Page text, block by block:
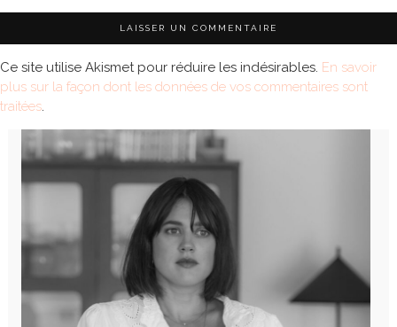
Ce site utilise Akismet pour réduire les indésirables. En savoir
plus sur la façon dont les données de vos commentaires sont
traitées.